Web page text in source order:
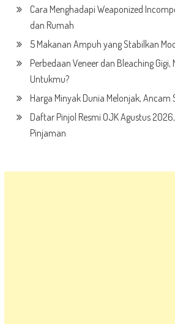
Cara Menghadapi Weaponized
dan Rumah
5 Makanan Ampuh yang Stabilkan
Perbedaan Veneer dan Bleaching
Untukmu?
Harga Minyak Dunia Melonjak,
Daftar Pinjol Resmi OJK Agustus
Pinjaman